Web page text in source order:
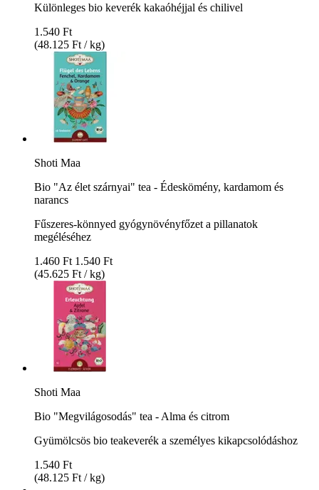
Különleges bio keverék kakaóhéjjal és chilivel
1.540 Ft
(48.125 Ft / kg)
Shoti Maa
Bio "Az élet szárnyai" tea - Édeskömény, kardamom és
narancs
Fűszeres-könnyed gyógynövényfőzet a pillanatok
megéléséhez
1.460 Ft 1.540 Ft
(45.625 Ft / kg)
Shoti Maa
Bio "Megvilágosodás" tea - Alma és citrom
Gyümölcsös bio teakeverék a személyes kikapcsolódáshoz
1.540 Ft
(48.125 Ft / kg)